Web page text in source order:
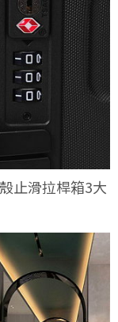
止滑拉桿箱3大